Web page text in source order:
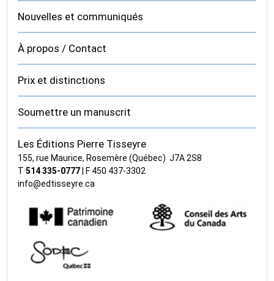
Nouvelles et communiqués
À propos / Contact
Prix et distinctions
Soumettre un manuscrit
Les Éditions Pierre Tisseyre
155, rue Maurice, Rosemère (Québec) J7A 2S8
T514 335‑0777| F 450 437‑3302
info@edtisseyre.ca